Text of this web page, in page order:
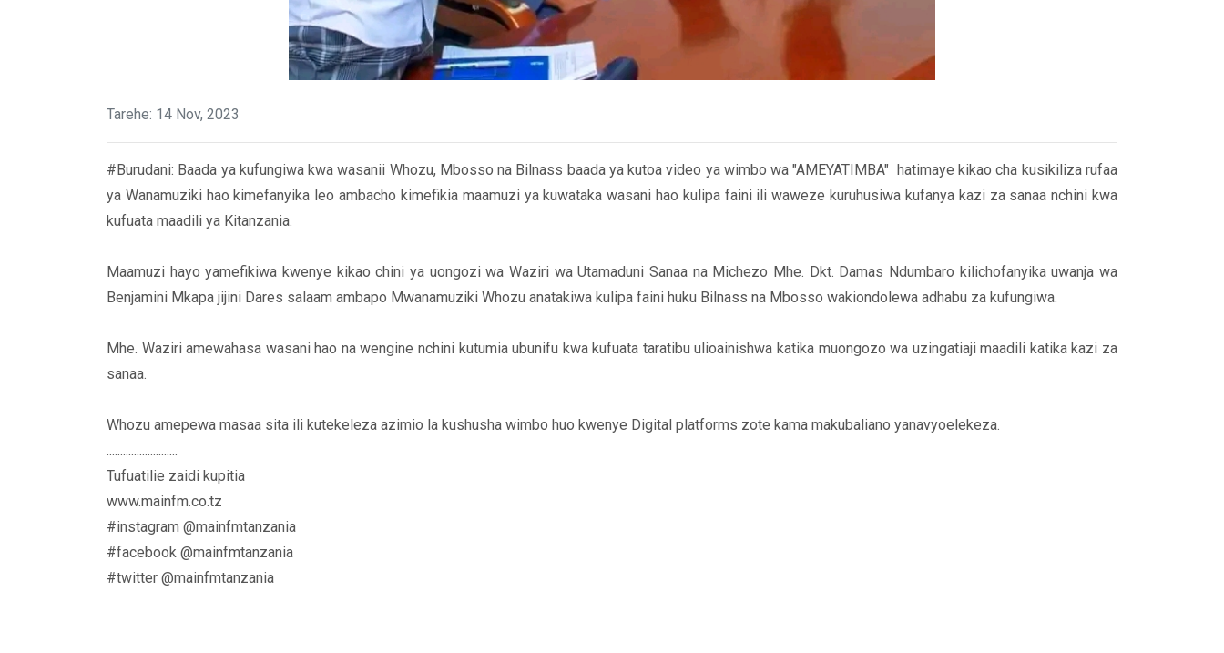
Tarehe: 14 Nov, 2023
#Burudani: Baada ya kufungiwa kwa wasanii Whozu, Mbosso na Bilnass baada ya kutoa video ya wimbo wa "AMEYATIMBA" hatimaye kikao cha kusikiliza rufaa
ya Wanamuziki hao kimefanyika leo ambacho kimefikia maamuzi ya kuwataka wasani hao kulipa faini ili waweze kuruhusiwa kufanya kazi za sanaa nchini kwa
kufuata maadili ya Kitanzania.
Maamuzi hayo yamefikiwa kwenye kikao chini ya uongozi wa Waziri wa Utamaduni Sanaa na Michezo Mhe. Dkt. Damas Ndumbaro kilichofanyika uwanja wa
Benjamini Mkapa jijini Dares salaam ambapo Mwanamuziki Whozu anatakiwa kulipa faini huku Bilnass na Mbosso wakiondolewa adhabu za kufungiwa.
Mhe. Waziri amewahasa wasani hao na wengine nchini kutumia ubunifu kwa kufuata taratibu ulioainishwa katika muongozo wa uzingatiaji maadili katika kazi za
sanaa.
Whozu amepewa masaa sita ili kutekeleza azimio la kushusha wimbo huo kwenye Digital platforms zote kama makubaliano yanavyoelekeza.
..........................
Tufuatilie zaidi kupitia
www.mainfm.co.tz
#instagram @mainfmtanzania
#facebook @mainfmtanzania
#twitter @mainfmtanzania